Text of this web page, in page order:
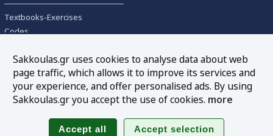
Textbooks-Exercises
Codes
Tools
Online interest calculation
Sakkoulas.gr uses cookies to analyse data about web
page traffic, which allows it to improve its services and
your experience, and offer personalised ads. By using
Sakkoulas.gr you accept the use of cookies. more